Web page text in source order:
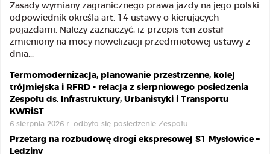
Zasady wymiany zagranicznego prawa jazdy na jego polski
odpowiednik określa art. 14 ustawy o kierujących
pojazdami. Należy zaznaczyć, iż przepis ten został
zmieniony na mocy nowelizacji przedmiotowej ustawy z
dnia...
Termomodernizacja, planowanie przestrzenne, kolej
trójmiejska i RFRD - relacja z sierpniowego posiedzenia
Zespołu ds. Infrastruktury, Urbanistyki i Transportu
KWRiST
6 sierpnia 2026 r. odbyło się posiedzenie Zespołu...
Przetarg na rozbudowę drogi ekspresowej S1 Mysłowice –
Lędziny